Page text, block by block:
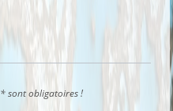
sont obligatoires !